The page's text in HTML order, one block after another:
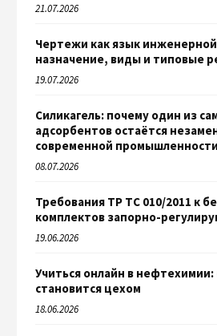
21.07.2026
Чертежи как язык
назначение, виды и типовые
19.07.2026
Силикагель: почему один из
адсорбентов остаётся
современной промышленности
08.07.2026
Требования ТР ТС 010/2011 к
комплектов запорно-
19.06.2026
Учиться онлайн в нефтехимии:
становится цехом
18.06.2026